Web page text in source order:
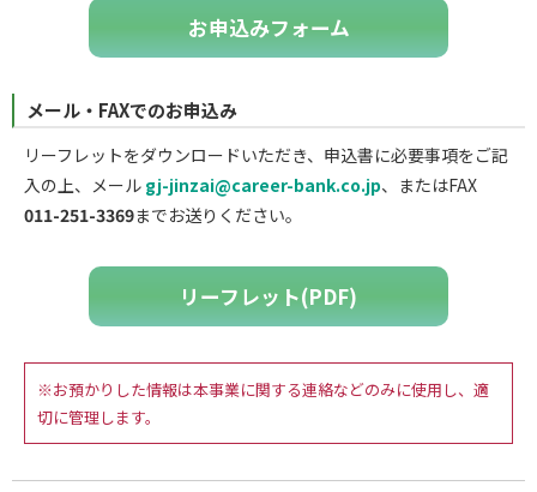
お申込みフォーム
メール・FAXでのお申込み
リーフレットをダウンロードいただき、申込書に必要事項をご記
入の上、メール gj-jinzai@career-bank.co.jp、またはFAX
011-251-3369までお送りください。
リーフレット(PDF)
※お預かりした情報は本事業に関する連絡などのみに使用し、適
切に管理します。